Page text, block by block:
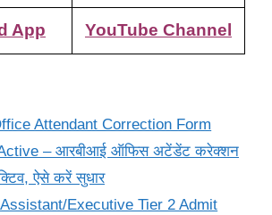
App YouTube Channel
Attendant Correction Form
– आरबीआई ऑफिस अटेंडेंट करेक्शन
ऐसे करें सुधार
Assistant/Executive Tier 2 Admit